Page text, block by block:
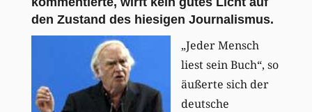
den Zustand des hiesigen Journalismus.
„Jeder Mensch
liest sein Buch“, so
äußerte sich der
deutsche